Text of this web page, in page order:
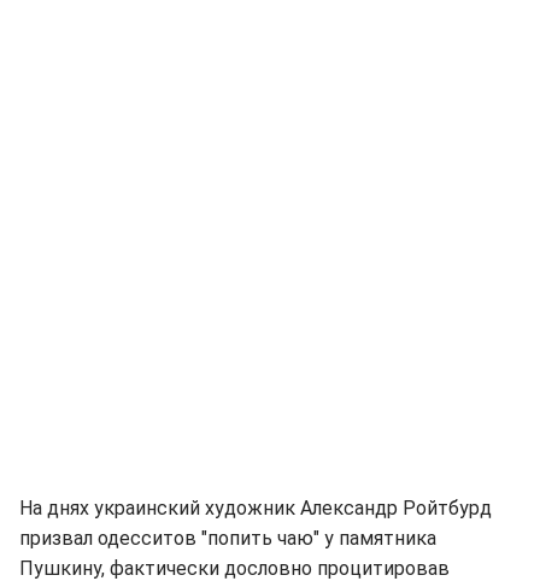
На днях украинский художник Александр Ройтбурд
призвал одесситов "попить чаю" у памятника
Пушкину, фактически дословно процитировав